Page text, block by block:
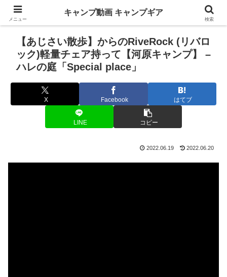
【あじさい散歩】からのRiveRock (リバロ
ック)軽量チェア持って【河原キャンプ】 –
ハレの庭「Special place」
X Facebook はてブ
LINE コピー
2022.06.19 2022.06.20
メニュー
キャンプ動画 キャンプギア
検索